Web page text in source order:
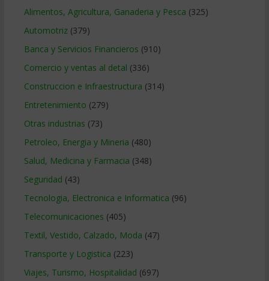
Alimentos, Agricultura, Ganaderia y Pesca (325)
Automotriz(379)
Banca y Servicios Financieros (910)
Comercio y ventas al detal (336)
Construccion e Infraestructura (314)
Entretenimiento (279)
Otras industrias (73)
Petroleo, Energia y Mineria (480)
Salud, Medicina y Farmacia (348)
Seguridad (43)
Tecnologia, Electronica e Informatica (96)
Telecomunicaciones (405)
Textil, Vestido, Calzado, Moda (47)
Transporte y Logistica (223)
Viajes, Turismo, Hospitalidad (697)